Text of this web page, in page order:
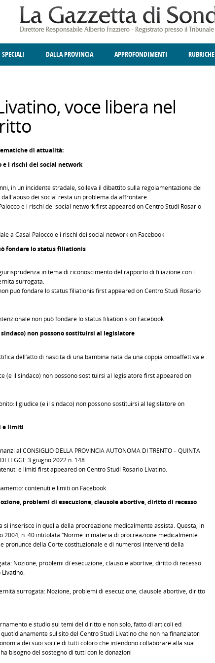
SPECIALI DALLA PROVINCIA APPROFONDIMENTI RUBRICHE
voce libera nel
di attualità:
e i rischi dei social network
in un incidente stradale, solleva il dibattito sulla regolamentazione dei
dei social resta un problema da affrontare.
e i rischi dei social network first appeared on Centro Studi Rosario
a Casal Palocco e i rischi dei social network on Facebook
fondare lo status filiationis
in tema di riconoscimento del rapporto di filiazione con i
surrogata.
può fondare lo status filiationis first appeared on Centro Studi Rosario
non può fondare lo status filiationis on Facebook
non possono sostituirsi al legislatore
dell’atto di nascita di una bambina nata da una coppia omoaffettiva e
(e il sindaco) non possono sostituirsi al legislatore first appeared on
giudice (e il sindaco) non possono sostituirsi al legislatore on
e limiti
al CONSIGLIO DELLA PROVINCIA AUTONOMA DI TRENTO – QUINTA
LEGGE 3 giugno 2022 n. 148.
e limiti first appeared on Centro Studi Rosario Livatino.
contenuti e limiti on Facebook
problemi di esecuzione, clausole abortive, diritto di recesso
inserisce in quella della procreazione medicalmente assista. Questa, in
2004, n. 40 intitolata “Norme in materia di procreazione medicalmente
pronunce della Corte costituzionale e di numerosi interventi della
Nozione, problemi di esecuzione, clausole abortive, diritto di recesso
Livatino.
surrogata: Nozione, problemi di esecuzione, clausole abortive, diritto
e studio sui temi del diritto e non solo, fatto di articoli ed
sul sito del Centro Studi Livatino che non ha finanziatori
dei suoi soci e di tutti coloro che intendono collaborare alla sua
bisogno del sostegno di tutti con le donazioni